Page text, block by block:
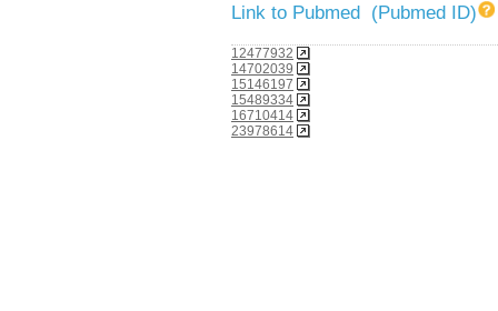
Link to Pubmed (Pubmed ID)
12477932
14702039
15146197
15489334
16710414
23978614